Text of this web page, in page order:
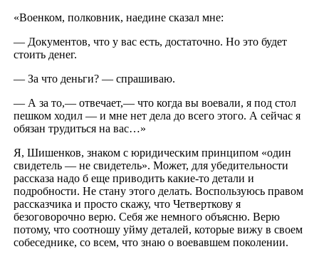
«Военком, полковник, наедине сказал мне:
— Документов, что у вас есть, достаточно. Но это будет
стоить денег.
— За что деньги? — спрашиваю.
— А за то,— отвечает,— что когда вы воевали, я под стол
пешком ходил — и мне нет дела до всего этого. А сейчас я
обязан трудиться на вас…»
Я, Шишенков, знаком с юридическим принципом «один
свидетель — не свидетель». Может, для убедительности
рассказа надо б еще приводить какие-то детали и
подробности. Не стану этого делать. Воспользуюсь правом
рассказчика и просто скажу, что Четверткову я
безоговорочно верю. Себя же немного объясню. Верю
потому, что соотношу уйму деталей, которые вижу в своем
собеседнике, со всем, что знаю о воевавшем поколении.